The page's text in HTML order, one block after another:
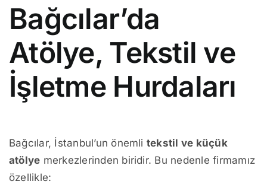
Bağcılar’da
Atölye, Tekstil ve
İşletme Hurdaları
Bağcılar, İstanbul’un önemli tekstil ve küçük
atölye merkezlerinden biridir. Bu nedenle firmamız
özellikle: